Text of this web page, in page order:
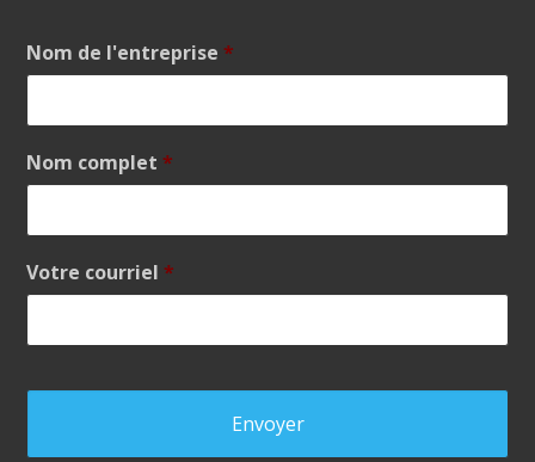
Nom de l'entreprise *
Nom complet *
Votre courriel *